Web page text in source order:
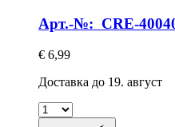
Арт.-№: CRE-
€ 6,99
Доставка до 19. август